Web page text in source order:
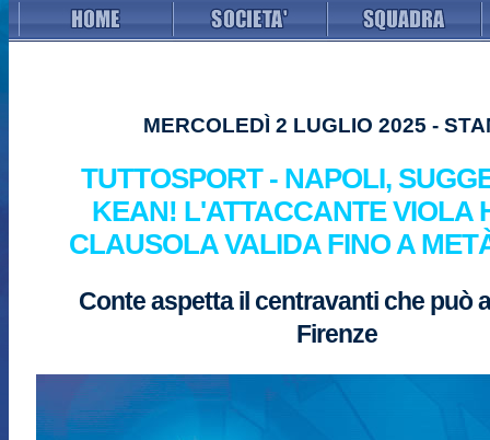
MERCOLEDÌ 2 LUGLIO 2025 -
TUTTOSPORT - NAPOLI,
KEAN! L'ATTACCANTE VIOLA
CLAUSOLA VALIDA FINO A
Conte aspetta il centravanti che può
Firenze